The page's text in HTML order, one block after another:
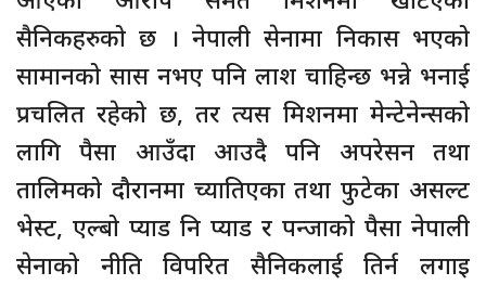
सैनिकहरुको छ । नेपाली सेनामा निकास भएको
सामानको सास नभए पनि लाश चाहिन्छ भन्ने भनाई
प्रचलित रहेको छ, तर त्यस मिशनमा मेन्टेनेन्सको
लागि पैसा आउँदा आउदै पनि अपरेसन तथा
तालिमको दौरानमा च्यातिएका तथा फुटेका असल्ट
भेस्ट, एल्बो प्याड नि प्याड र पन्जाको पैसा नेपाली
सेनाको नीति विपरित सैनिकलाई तिर्न लगाइ